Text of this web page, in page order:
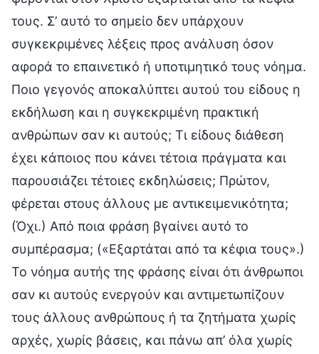
τους. Σ’ αυτό το σημείο δεν υπάρχουν
συγκεκριμένες λέξεις προς ανάλυση όσον
αφορά το επαινετικό ή υποτιμητικό τους νόημα.
Ποιο γεγονός αποκαλύπτει αυτού του είδους η
εκδήλωση και η συγκεκριμένη πρακτική
ανθρώπων σαν κι αυτούς; Τι είδους διάθεση
έχει κάποιος που κάνει τέτοια πράγματα και
παρουσιάζει τέτοιες εκδηλώσεις; Πρώτον,
φέρεται στους άλλους με αντικειμενικότητα;
(Όχι.) Από ποια φράση βγαίνει αυτό το
συμπέρασμα; («Εξαρτάται από τα κέφια τους».)
Το νόημα αυτής της φράσης είναι ότι άνθρωποι
σαν κι αυτούς ενεργούν και αντιμετωπίζουν
τους άλλους ανθρώπους ή τα ζητήματα χωρίς
αρχές, χωρίς βάσεις, και πάνω απ’ όλα χωρίς